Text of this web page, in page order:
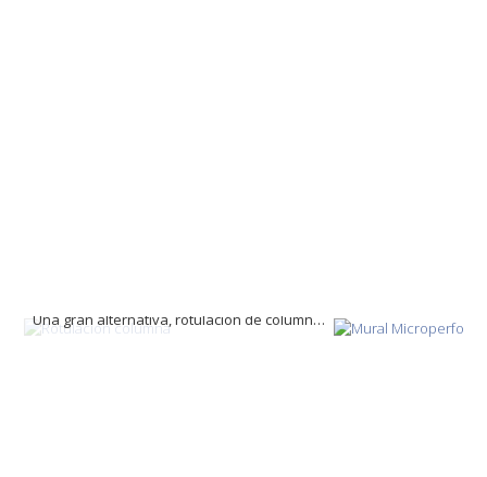
Una gran alternativa, rotulación de columnas para interior de recepciones.